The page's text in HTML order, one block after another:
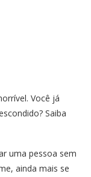
Você já
Saiba
uma pessoa sem
ainda mais se